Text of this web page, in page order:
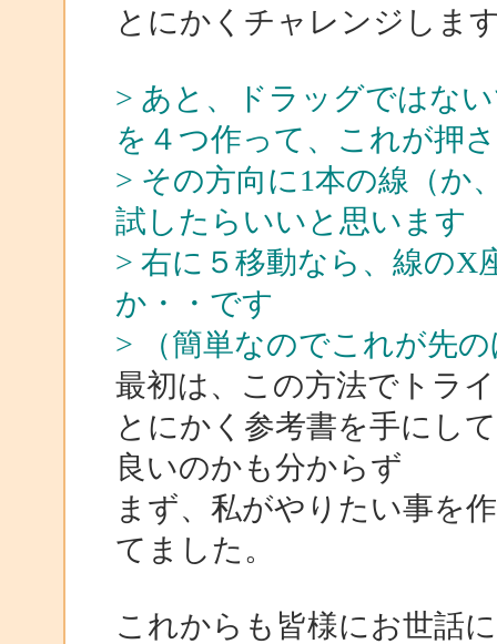
とにかくチャレンジしま
> あと、ドラッグではな
を４つ作って、これが押
> その方向に1本の線（か
試したらいいと思います
> 右に５移動なら、線のX
か・・です
> （簡単なのでこれが先
最初は、この方法でトラ
とにかく参考書を手にし
良いのかも分からず
まず、私がやりたい事を
てました。
これからも皆様にお世話